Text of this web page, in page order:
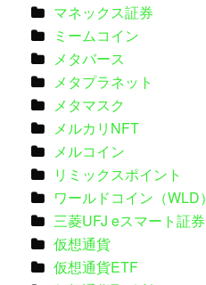
マネックス証券
ミームコイン
メタバース
メタプラネット
メタマスク
メルカリNFT
メルコイン
リミックスポイント
ワールドコイン（WLD）
三菱UFJ eスマート証券
仮想通貨
仮想通貨ETF